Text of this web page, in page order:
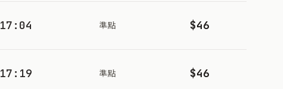
17:04 準點 $46
17:19 準點 $46